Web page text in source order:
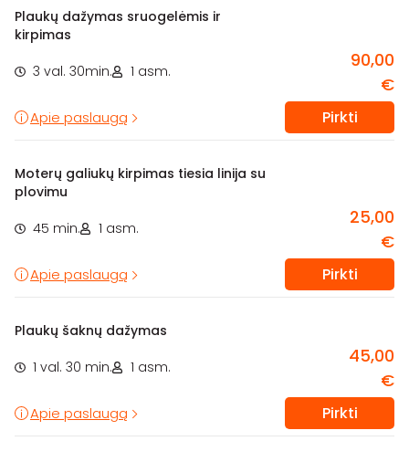
Plaukų dažymas sruogelėmis ir
kirpimas
3 val. 30min. 1 asm.
90,00
€
Apie paslaugą Pirkti
Moterų galiukų kirpimas tiesia linija su
plovimu
45 min. 1 asm.
25,00
€
Apie paslaugą Pirkti
Plaukų šaknų dažymas
1 val. 30 min. 1 asm.
45,00
€
Apie paslaugą Pirkti